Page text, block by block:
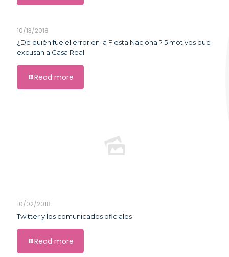
10/13/2018
¿De quién fue el error en la Fiesta Nacional? 5 motivos que
excusan a Casa Real
Read more
10/02/2018
Twitter y los comunicados oficiales
Read more